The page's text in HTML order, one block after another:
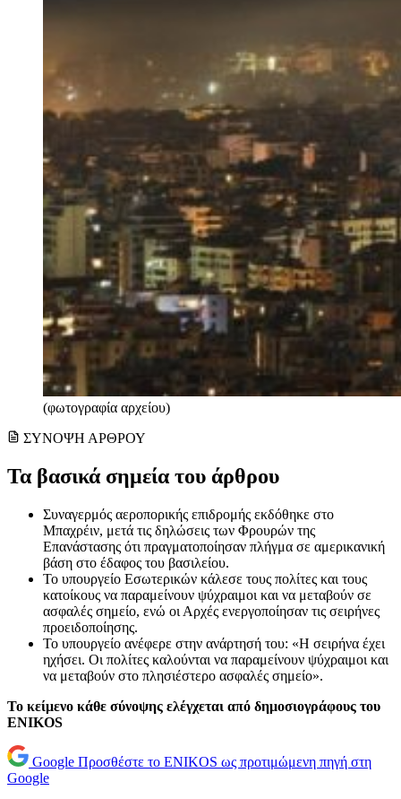
(φωτογραφία αρχείου)
ΣΥΝΟΨΗ ΑΡΘΡΟΥ
Τα βασικά σημεία του άρθρου
Συναγερμός αεροπορικής επιδρομής εκδόθηκε στο
Μπαχρέιν, μετά τις δηλώσεις των Φρουρών της
Επανάστασης ότι πραγματοποίησαν πλήγμα σε αμερικανική
βάση στο έδαφος του βασιλείου.
Το υπουργείο Εσωτερικών κάλεσε τους πολίτες και τους
κατοίκους να παραμείνουν ψύχραιμοι και να μεταβούν σε
ασφαλές σημείο, ενώ οι Αρχές ενεργοποίησαν τις σειρήνες
προειδοποίησης.
Το υπουργείο ανέφερε στην ανάρτησή του: «Η σειρήνα έχει
ηχήσει. Οι πολίτες καλούνται να παραμείνουν ψύχραιμοι και
να μεταβούν στο πλησιέστερο ασφαλές σημείο».
Το κείμενο κάθε σύνοψης ελέγχεται από δημοσιογράφους του
ENIKOS
Google Προσθέστε το ENIKOS ως προτιμώμενη πηγή στη
Google